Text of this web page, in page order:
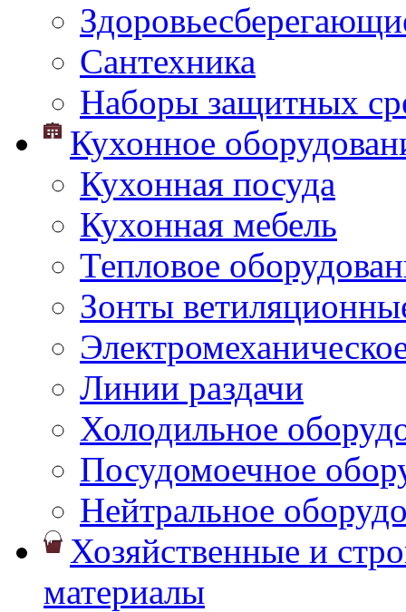
Сантехника
Наборы защитных
Кухонное
Кухонная посуда
Кухонная мебель
Тепловое
Зонты
Линии раздачи
Холодильное
Посудомоечное
Нейтральное
Хозяйственные и
материалы